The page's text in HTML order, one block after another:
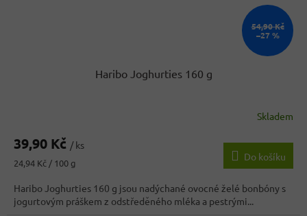
54,90 Kč
–27 %
Haribo Joghurties 160 g
produktu
4,2
z
5
hvězdiček.
Skladem
39,90 Kč / ks
Měrná
24,94 Kč / 100 g
Do košíku
Haribo Joghurties 160 g jsou nadýchané ovocné želé bonbóny s
jogurtovým práškem z odstředěného mléka a pestrými...